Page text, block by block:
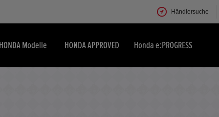
Händlersuche
HONDA Modelle HONDA APPROVED Honda e:PROGRESS